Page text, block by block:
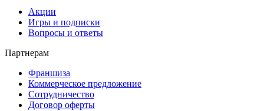
Акции
Игры и подписки
Вопросы и ответы
Партнерам
Франшиза
Коммерческое предложение
Сотрудничество
Договор оферты